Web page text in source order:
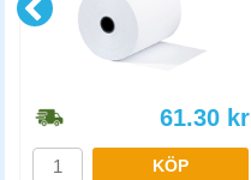
61.30 kr
KÖP